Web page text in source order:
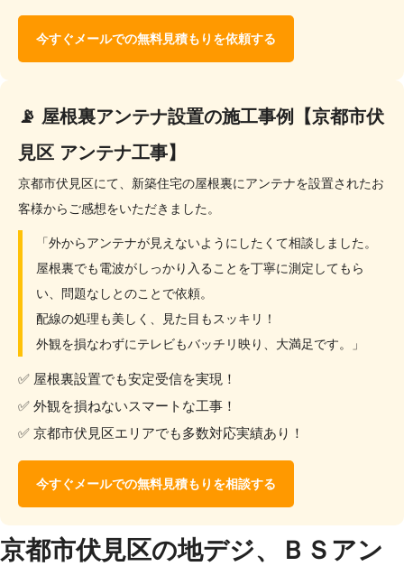
今すぐメールでの無料見積もりを依頼する
📡 屋根裏アンテナ設置の施工事例【京都市伏
見区 アンテナ工事】
京都市伏見区にて、新築住宅の屋根裏にアンテナを設置されたお
客様からご感想をいただきました。
「外からアンテナが見えないようにしたくて相談しました。
屋根裏でも電波がしっかり入ることを丁寧に測定してもら
い、問題なしとのことで依頼。
配線の処理も美しく、見た目もスッキリ！
外観を損なわずにテレビもバッチリ映り、大満足です。」
✅ 屋根裏設置でも安定受信を実現！
✅ 外観を損ねないスマートな工事！
✅ 京都市伏見区エリアでも多数対応実績あり！
今すぐメールでの無料見積もりを相談する
京都市伏見区の地デジ、ＢＳアン